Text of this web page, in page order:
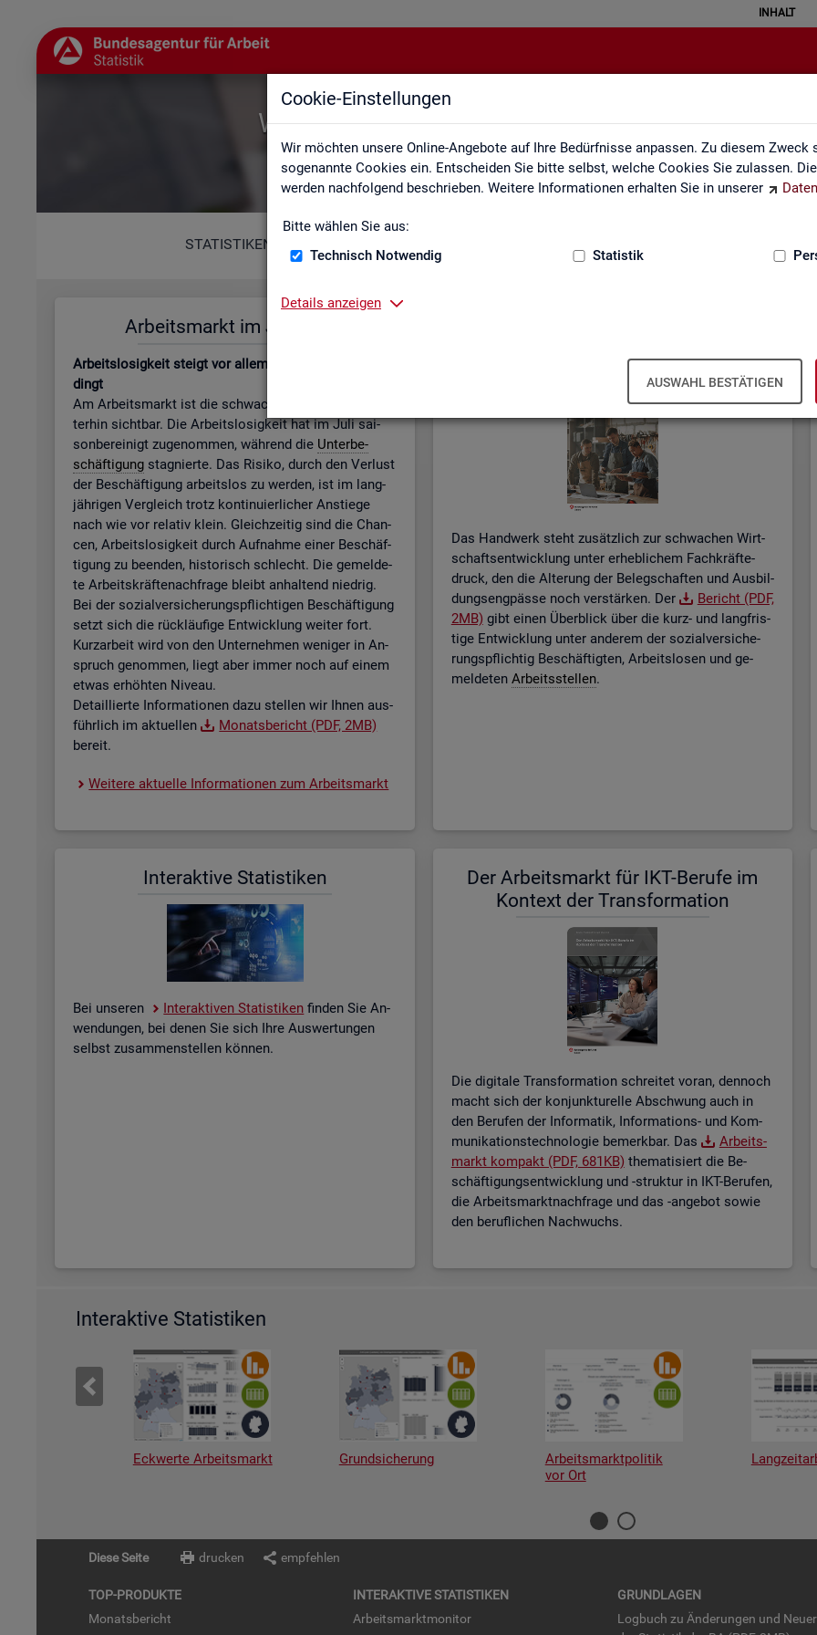
Cookie-Einstellungen
Wir möchten unsere Online-Angebote auf Ihre Bedürfnisse anpassen. Zu diesem Zweck
sogenannte Cookies ein. Entscheiden Sie bitte selbst, welche Cookies Sie zulassen.
werden nachfolgend beschrieben. Weitere Informationen erhalten Sie in unserer
Bitte wählen Sie aus:
Technisch Notwendig
Statistik
Details anzeigen
AUSWAHL BESTÄTIGEN
INHALT
Willkommen bei der Statistik der
STATISTIKEN
Ar­beits­markt im Juli 2026
Ar­beits­lo­sig­keit steigt vor allem jah­res­zeit­lich be­
dingt
Am Ar­beits­markt ist die schwa­che Kon­junk­tur wei­
ter­hin sicht­bar. Die Ar­beits­lo­sig­keit hat im Juli sai­
son­be­rei­nigt zu­ge­nom­men, wäh­rend die Un­ter­be­
schäf­ti­gung sta­gnier­te. Das Ri­si­ko, durch den Ver­lust
der Be­schäf­ti­gung ar­beits­los zu wer­den, ist im lang­
jäh­ri­gen Ver­gleich trotz kon­ti­nu­ier­li­cher An­stie­ge
nach wie vor re­la­tiv klein. Gleich­zei­tig sind die Chan­
cen, Ar­beits­lo­sig­keit durch Auf­nah­me einer Be­schäf­
ti­gung zu be­en­den, his­to­risch schlecht. Die ge­mel­de­
te Ar­beits­kräf­te­nach­fra­ge bleibt an­hal­tend nied­rig.
Bei der so­zi­al­ver­si­che­rungs­pflich­ti­gen Be­schäf­ti­gung
setzt sich die rück­läu­fi­ge Ent­wick­lung wei­ter fort.
Kurz­ar­beit wird von den Un­ter­neh­men we­ni­ger in An­
spruch ge­nom­men, liegt aber immer noch auf einem
etwas er­höh­ten Ni­veau.
De­tail­lier­te In­for­ma­tio­nen dazu stel­len wir Ihnen aus­
führ­lich im ak­tu­el­len
Mo­nats­be­richt (PDF, 2MB)
be­reit.
Wei­te­re ak­tu­el­le In­for­ma­tio­nen zum Ar­beits­markt
Das Hand­werk steht zu­sätz­lich zur schwa­chen Wirt­
schafts­ent­wick­lung unter er­heb­li­chem Fach­kräf­te­
druck, den die Al­te­rung der Be­leg­schaf­ten und Aus­bil­
dungs­eng­päs­se noch ver­stär­ken. Der
Be­richt (PDF,
2MB) gibt einen Über­blick über die kurz- und lang­fris­
ti­ge Ent­wick­lung unter an­de­rem der so­zi­al­ver­si­che­
rungs­pflich­tig Be­schäf­tig­ten, Ar­beits­lo­sen und ge­
mel­de­ten Ar­beits­stel­len.
In­ter­ak­ti­ve Sta­tis­ti­ken
Bei un­se­ren In­ter­ak­ti­ven Sta­tis­ti­ken fin­den Sie An­
wen­dun­gen, bei denen Sie sich Ihre Aus­wer­tun­gen
selbst zu­sam­men­stel­len kön­nen.
Der Ar­beits­markt für IKT-Be­ru­fe im
Kon­text der Trans­for­ma­ti­on
Die di­gi­ta­le Trans­for­ma­ti­on schrei­tet voran, den­noch
macht sich der kon­junk­tu­rel­le Ab­schwung auch in
den Be­ru­fen der In­for­ma­tik, In­for­ma­ti­ons- und Kom­
mu­ni­ka­ti­ons­tech­no­lo­gie be­merk­bar. Das
Ar­beits­
markt kom­pakt (PDF, 681KB) the­ma­ti­siert die Be­
schäf­ti­gungs­ent­wick­lung und -struk­tur in IKT-Be­ru­fen,
die Ar­beits­markt­nach­fra­ge und das -an­ge­bot sowie
den be­ruf­li­chen Nach­wuchs.
Interaktive Statistiken
Eckwerte Arbeitsmarkt Grundsicherung
Arbeitsmarktpolitik
vor Ort
Diese Seite drucken empfehlen
TOP-PRO­DUK­TE
Mo­nats­be­richt
IN­TER­AK­TI­VE STA­TIS­TI­KEN
Ar­beits­markt­mo­ni­tor
GRUND­LA­GEN
Log­buch zu Än­de­run­gen und